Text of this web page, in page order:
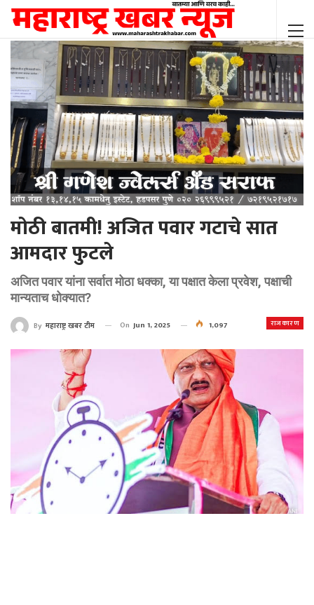
मोठी बातमी! अजित पवार गटाचे सात
आमदार फुटले
अजित पवार यांना सर्वात मोठा धक्का, या पक्षात केला प्रवेश, पक्षाची
मान्यताच धोक्यात?
राजकारण
By महाराष्ट्र खबर टीम On Jun 1, 2025 1,097